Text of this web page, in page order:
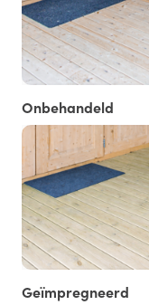
Onbehandeld
Geïmpregneerd